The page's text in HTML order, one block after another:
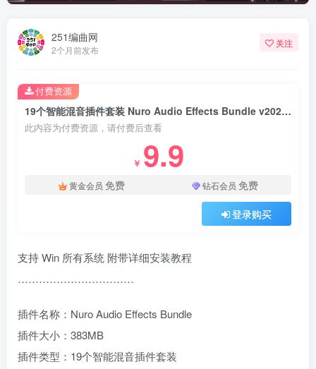
251编曲网
2个月前发布
关注
19个智能混音插件套装 Nuro Audio Effects Bundle v2026.05 Win
此内容为付费资源，请付费后查看
￥ 9.9
黄金会员 免费 钻石会员 免费
登录购买
付费资源
支持 Win 所有系统 附带详细安装教程
……………………………
插件名称：Nuro Audio Effects Bundle
插件大小：383MB
插件类型：19个智能混音插件套装